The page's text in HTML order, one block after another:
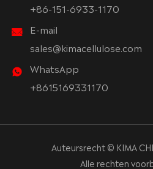
+86-151-6933-1170
E-mail
sales@kimacellulose.com
WhatsApp
+8615169331170
Auteursrecht © KIMA
Alle rechten